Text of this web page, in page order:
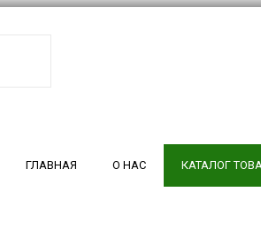
ГЛАВНАЯ О НАС КАТАЛОГ